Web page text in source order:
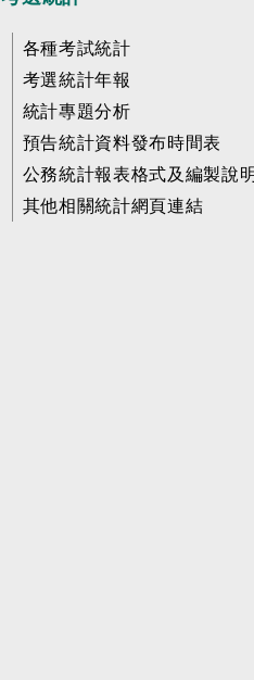
各種考試統計
考選統計年報
統計專題分析
預告統計資料發布時間表
公務統計報表格式及編製說
其他相關統計網頁連結